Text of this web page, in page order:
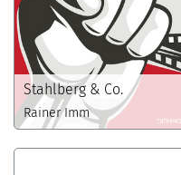
Stahlberg & Co.
Rainer Imm